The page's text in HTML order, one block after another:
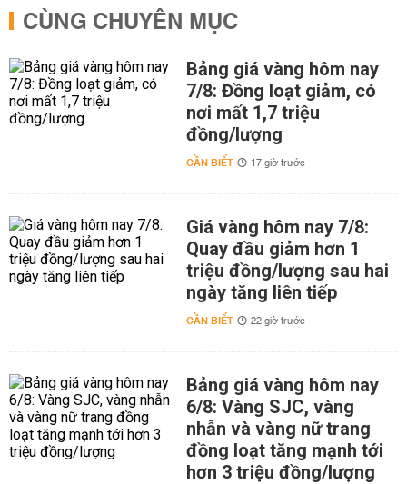
CÙNG CHUYÊN MỤC
Bảng giá vàng hôm nay
7/8: Đồng loạt giảm, có
nơi mất 1,7 triệu
đồng/lượng
CẦN BIẾT 17 giờ trước
Giá vàng hôm nay 7/8:
Quay đầu giảm hơn 1
triệu đồng/lượng sau hai
ngày tăng liên tiếp
CẦN BIẾT 22 giờ trước
Bảng giá vàng hôm nay
6/8: Vàng SJC, vàng
nhẫn và vàng nữ trang
đồng loạt tăng mạnh tới
hơn 3 triệu đồng/lượng